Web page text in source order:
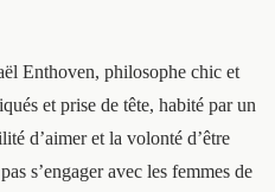
Enthoven, philosophe chic et
et prise de tête, habité par un
d’aimer et la volonté d’être
s’engager avec les femmes de